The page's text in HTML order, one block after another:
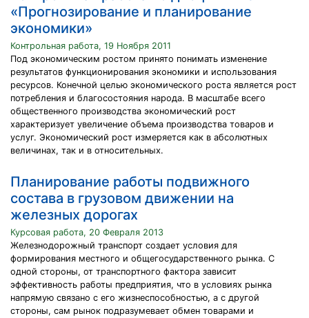
«Прогнозирование и планирование
экономики»
Контрольная работа, 19 Ноября 2011
Под экономическим ростом принято понимать изменение
результатов функционирования экономики и использования
ресурсов. Конечной целью экономического роста является рост
потребления и благосостояния народа. В масштабе всего
общественного производства экономический рост
характеризует увеличение объема производства товаров и
услуг. Экономический рост измеряется как в абсолютных
величинах, так и в относительных.
Планирование работы подвижного
состава в грузовом движении на
железных дорогах
Курсовая работа, 20 Февраля 2013
Железнодорожный транспорт создает условия для
формирования местного и общегосударственного рынка. С
одной стороны, от транспортного фактора зависит
эффективность работы предприятия, что в условиях рынка
напрямую связано с его жизнеспособностью, а с другой
стороны, сам рынок подразумевает обмен товарами и